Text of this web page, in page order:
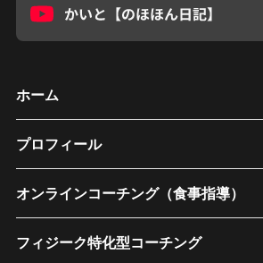
ホーム
プロフィール
オンラインコーチング（食事指導）
フィジーク特化型コーチング